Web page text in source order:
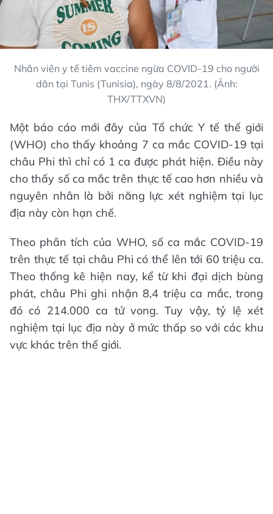
Nhân viên y tế tiêm vaccine ngừa COVID-19 cho người
dân tại Tunis (Tunisia), ngày 8/8/2021. (Ảnh:
THX/TTXVN)
Một báo cáo mới đây của Tổ chức Y tế thế giới
(WHO) cho thấy khoảng 7 ca mắc COVID-19 tại
châu Phi thì chỉ có 1 ca được phát hiện. Điều này
cho thấy số ca mắc trên thực tế cao hơn nhiều và
nguyên nhân là bởi năng lực xét nghiệm tại lục
địa này còn hạn chế.
Theo phân tích của WHO, số ca mắc COVID-19
trên thực tế tại châu Phi có thể lên tới 60 triệu ca.
Theo thống kê hiện nay, kể từ khi đại dịch bùng
phát, châu Phi ghi nhận 8,4 triệu ca mắc, trong
đó có 214.000 ca tử vong. Tuy vậy, tỷ lệ xét
nghiệm tại lục địa này ở mức thấp so với các khu
vực khác trên thế giới.